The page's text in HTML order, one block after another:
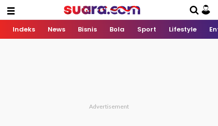
Indeks News Bisnis Bola Sport Lifestyle